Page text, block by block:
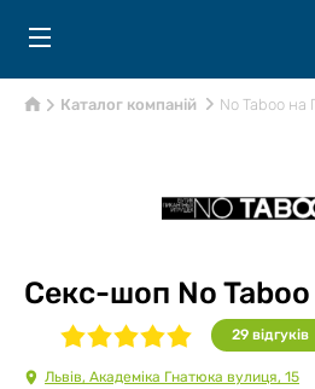
Каталог компаній No Taboo на
Секс-шоп No
29 відгуків
Львів, Академіка Гнатюка вулиця, 15